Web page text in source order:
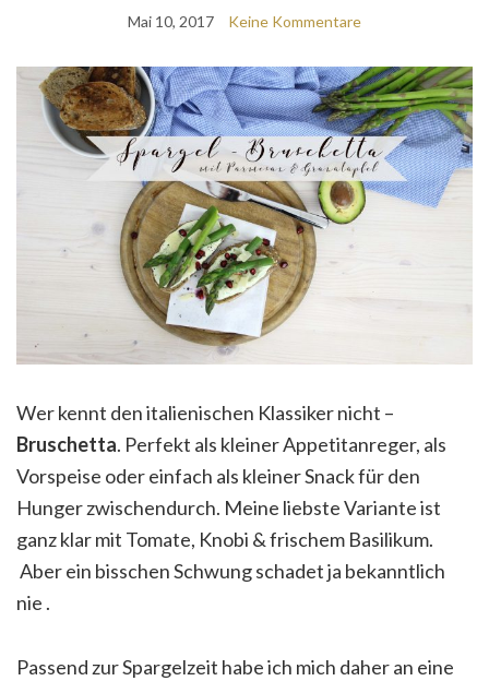
Mai 10, 2017 Keine Kommentare
Wer kennt den italienischen Klassiker nicht –
Bruschetta. Perfekt als kleiner Appetitanreger, als
Vorspeise oder einfach als kleiner Snack für den
Hunger zwischendurch. Meine liebste Variante ist
ganz klar mit Tomate, Knobi & frischem Basilikum.
Aber ein bisschen Schwung schadet ja bekanntlich
nie .
Passend zur Spargelzeit habe ich mich daher an eine